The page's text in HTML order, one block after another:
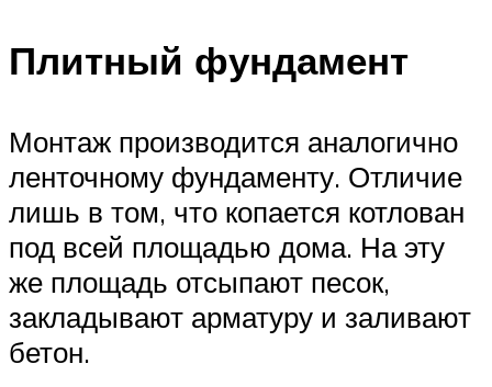
Плитный фундамент
Монтаж производится аналогично
ленточному фундаменту. Отличие
лишь в том, что копается котлован
под всей площадью дома. На эту
же площадь отсыпают песок,
закладывают арматуру и заливают
бетон.